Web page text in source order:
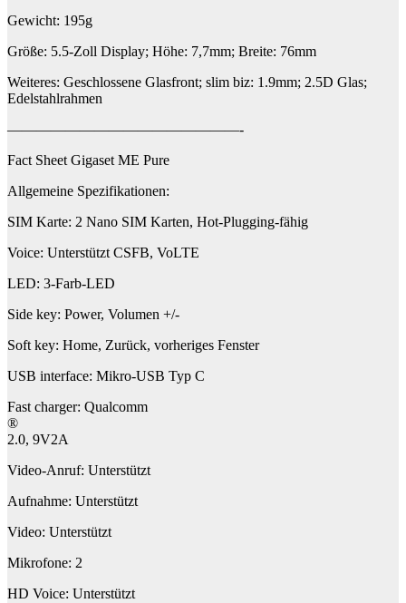
Gewicht: 195g
Größe: 5.5-Zoll Display; Höhe: 7,7mm; Breite: 76mm
Weiteres: Geschlossene Glasfront; slim biz: 1.9mm; 2.5D Glas;
Edelstahlrahmen
————————————————-
Fact Sheet Gigaset ME Pure
Allgemeine Spezifikationen:
SIM Karte: 2 Nano SIM Karten, Hot-Plugging-fähig
Voice: Unterstützt CSFB, VoLTE
LED: 3-Farb-LED
Side key: Power, Volumen +/-
Soft key: Home, Zurück, vorheriges Fenster
USB interface: Mikro-USB Typ C
Fast charger: Qualcomm
®
2.0, 9V2A
Video-Anruf: Unterstützt
Aufnahme: Unterstützt
Video: Unterstützt
Mikrofone: 2
HD Voice: Unterstützt